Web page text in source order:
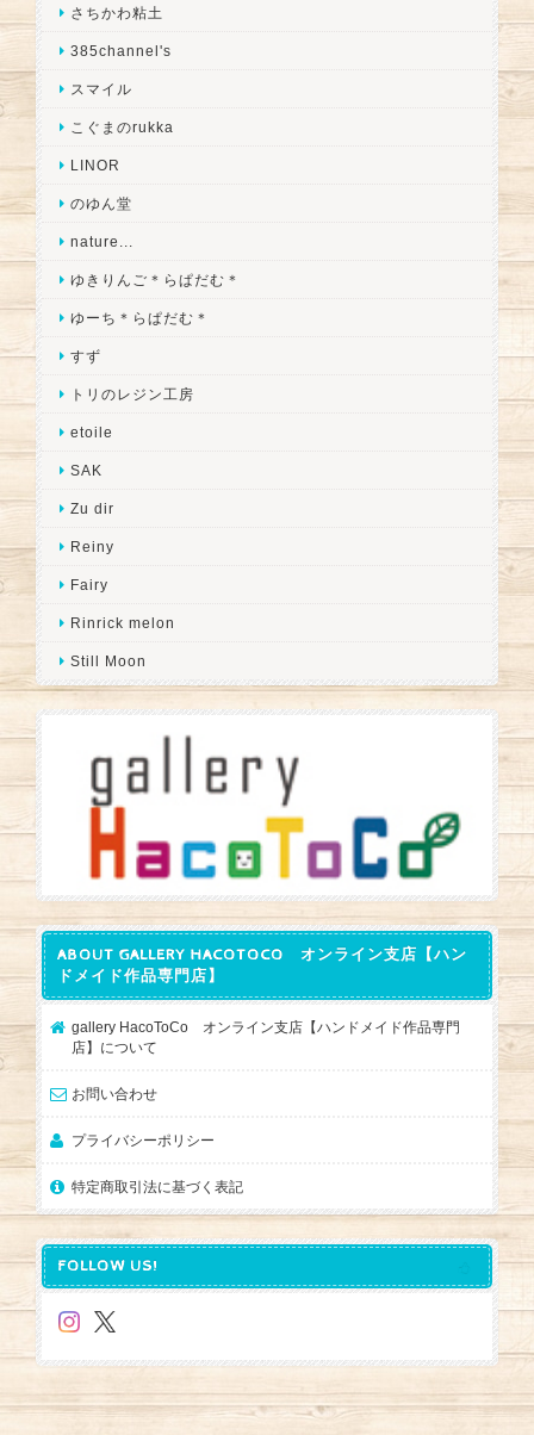
さちかわ粘土
385channel's
スマイル
こぐまのrukka
LINOR
のゆん堂
nature...
ゆきりんご＊らぱだむ＊
ゆーち＊らぱだむ＊
すず
トリのレジン工房
etoile
SAK
Zu dir
Reiny
Fairy
Rinrick melon
Still Moon
ABOUT GALLERY HACOTOCO オンライン支店【ハン
ドメイド作品専門店】
gallery HacoToCo オンライン支店【ハンドメイド作品専門
店】について
お問い合わせ
プライバシーポリシー
特定商取引法に基づく表記
FOLLOW US!